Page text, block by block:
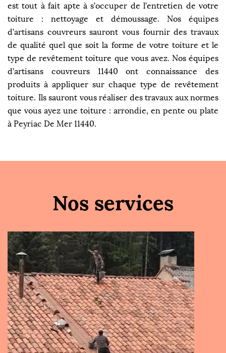
est tout à fait apte à s’occuper de l’entretien de votre
toiture : nettoyage et démoussage. Nos équipes
d’artisans couvreurs sauront vous fournir des travaux
de qualité quel que soit la forme de votre toiture et le
type de revêtement toiture que vous avez. Nos équipes
d’artisans couvreurs 11440 ont connaissance des
produits à appliquer sur chaque type de revêtement
toiture. Ils sauront vous réaliser des travaux aux normes
que vous ayez une toiture : arrondie, en pente ou plate
à Peyriac De Mer 11440.
Nos services